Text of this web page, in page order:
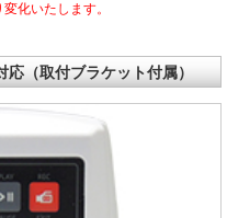
化いたします。
（取付ブラケット付属）